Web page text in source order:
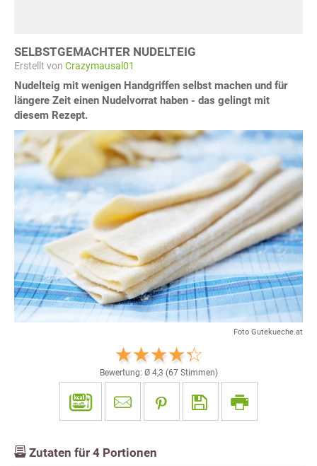
SELBSTGEMACHTER NUDELTEIG
Erstellt von Crazymausal01
Nudelteig mit wenigen Handgriffen selbst machen und für
längere Zeit einen Nudelvorrat haben - das gelingt mit
diesem Rezept.
Foto Gutekueche.at
Bewertung: Ø 4,3 (67Stimmen)
Zutaten für 4 Portionen